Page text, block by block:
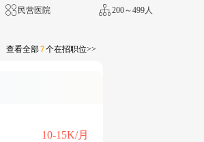
民营医院 200～499人
查看全部7个在招职位>>
10-15K/月